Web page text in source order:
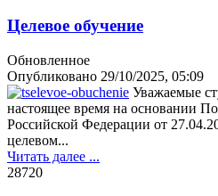
Целевое обучение
Обновленное
Опубликовано 29/10/2025, 05:09
Уважаемые
настоящее время на основании
Российской Федерации от
целевом...
Читать далее ...
28720